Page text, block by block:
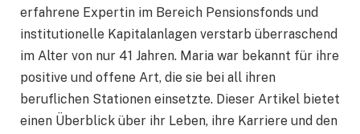
erfahrene Expertin im Bereich Pensionsfonds und
institutionelle Kapitalanlagen verstarb überraschend
im Alter von nur 41 Jahren. Maria war bekannt für ihre
positive und offene Art, die sie bei all ihren
beruflichen Stationen einsetzte. Dieser Artikel bietet
einen Überblick über ihr Leben, ihre Karriere und den